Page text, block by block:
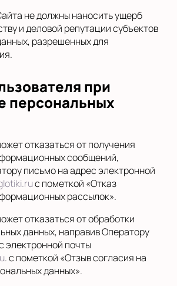
не должны наносить ущерб
и деловой репутации субъектов
разрешенных для
при
персональных
отказаться от получения
сообщений,
письмо на адрес электронной
с пометкой «Отказ
рассылок».
отказаться от обработки
данных, направив Оператору
электронной почты
. с пометкой «Отзыв согласия на
данных».